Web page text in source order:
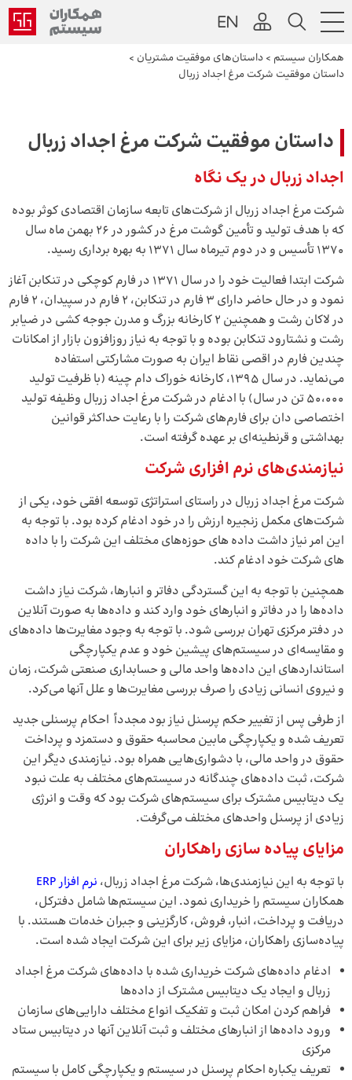
همکاران سیستم > داستان‌های موفقیت مشتریان >
داستان موفقیت شرکت مرغ اجداد زربال
داستان موفقیت شرکت مرغ اجداد زربال
اجداد زربال در یک نگاه
شرکت مرغ اجداد زربال از شرکت‌­های تابعه سازمان اقتصادی کوثر بوده
که با هدف تولید و تأمین گوشت مرغ در کشور در 26 بهمن ماه سال
1370 تأسیس و در دوم تیرماه سال 1371 به بهره­ برداری رسید.
شرکت ابتدا فعالیت خود را در سال 1371 در فارم کوچکی در تنکابن آغاز
نمود و در حال حاضر دارای 3 فارم در تنکابن، 2 فارم در سپیدان، 2 فارم
در لاکان رشت و همچنین 2 کارخانه بزرگ و مدرن جوجه کشی در ضیابر
رشت و نشتارود تنکابن بوده و با توجه به نیاز روزافزون بازار از امکانات
چندین فارم در اقصی نقاط ایران به صورت مشارکتی استفاده
می‌نماید. در سال 1395، کارخانه خوراک دام چینه (با ظرفیت تولید
50،000 تن در سال) با ادغام در شرکت مرغ اجداد زربال وظیفه تولید
اختصاصی دان برای فارم‌های شرکت را با رعایت حداکثر قوانین
بهداشتی و قرنطینه‌ای بر عهده گرفته است.
نیازمندی­‌های نرم­ افزاری شرکت
شرکت مرغ اجداد زربال در راستای استراتژی توسعه افقی خود، یکی از
شرکت­‌های مکمل زنجیره ارزش را در خود ادغام کرده بود. با توجه به
این امر نیاز داشت داده­ های حوزه‌­های مختلف این شرکت را با داده­‌
های شرکت خود ادغام کند.
همچنین با توجه به این گستردگی دفاتر و انبارها، شرکت نیاز داشت
داده­‌ها را در دفاتر و انبارهای خود وارد کند و داده‌­ها به صورت آنلاین
در دفتر مرکزی تهران بررسی شود. با توجه به وجود مغایرت­‌ها داده‌ه­ای
و مقایسه‌­ای در سیستم­‌های پیشین خود و عدم یکپارچگی
استانداردهای این داده­‌ها واحد مالی و حسابداری صنعتی شرکت، زمان
و نیروی انسانی زیادی را صرف بررسی مغایرت­‌ها و علل آن­ها می­‌کرد.
از طرفی پس از تغییر حکم پرسنل نیاز بود مجدداً احکام پرسنلی جدید
تعریف شده و یکپارچگی مابین محاسبه حقوق و دستمزد و پرداخت
حقوق در واحد مالی، با دشواری­‌هایی همراه بود. نیازمندی دیگر این
شرکت، ثبت داده‌­های چندگانه در سیستم­‌های مختلف به علت نبود
یک دیتابیس مشترک برای سیستم‌­های شرکت بود که وقت و انرژی
زیادی از پرسنل واحدهای مختلف می­‌گرفت.
مزایای پیاده­ سازی راهکاران
با توجه به این نیازمندی­‌ها، شرکت مرغ اجداد زربال، نرم افزار ERP
همکاران سیستم را خریداری نمود. این سیستم‌­ها شامل دفترکل،
دریافت و پرداخت، انبار، فروش، کارگزینی و جبران خدمات هستند. با
پیاده­‌سازی راهکاران، مزایای زیر برای این شرکت ایجاد شده است.
ادغام داده‌­های شرکت خریداری شده با داده­‌های شرکت مرغ اجداد
زربال و ایجاد یک دیتابیس مشترک از داده‌­ها
فراهم کردن امکان ثبت و تفکیک انواع مختلف دارایی‌­های سازمان
ورود داده­‌ها از انبارهای مختلف و ثبت آنلاین آن­ها در دیتابیس ستاد
مرکزی
تعریف یکباره احکام پرسنل در سیستم و یکپارچگی کامل با سیستم­‌